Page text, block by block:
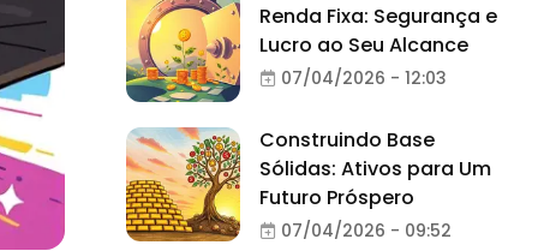
Renda Fixa: Segurança e
Lucro ao Seu Alcance
07/04/2026 - 12:03
Construindo Base
Sólidas: Ativos para Um
Futuro Próspero
07/04/2026 - 09:52